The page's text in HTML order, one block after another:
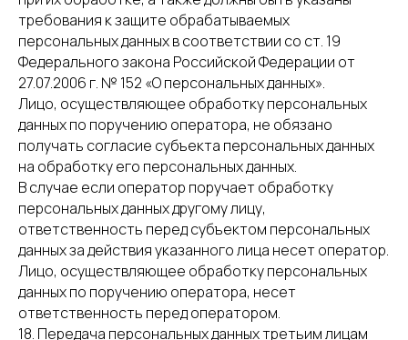
требования к защите обрабатываемых
персональных данных в соответствии со ст. 19
Федерального закона Российской Федерации от
27.07.2006 г. № 152 «О персональных данных».
Лицо, осуществляющее обработку персональных
данных по поручению оператора, не обязано
получать согласие субъекта персональных данных
на обработку его персональных данных.
В случае если оператор поручает обработку
персональных данных другому лицу,
ответственность перед субъектом персональных
данных за действия указанного лица несет оператор.
Лицо, осуществляющее обработку персональных
данных по поручению оператора, несет
ответственность перед оператором.
18. Передача персональных данных третьим лицам